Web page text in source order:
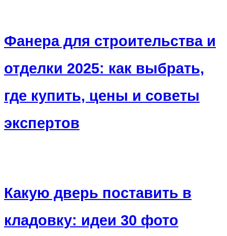
Фанера для строительства и
отделки 2025: как выбрать,
где купить, цены и советы
экспертов
Какую дверь поставить в
кладовку: идеи 30 фото